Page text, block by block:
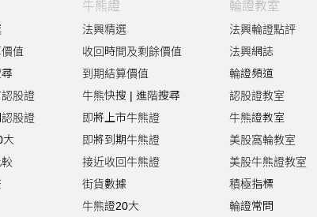
值
股證
股證
大
牛熊證
法興精選
收回時間及剩餘價值
到期結算價值
牛熊快搜 | 進階搜尋
即將上市牛熊證
即將到期牛熊證
接近收回牛熊證
街貨數據
牛熊證20大
輪證教室
法興輪證點評
法興網誌
輪證頻道
認股證教室
牛熊證教室
美股窩輪教室
美股牛熊證教室
積極指標
輪證常問